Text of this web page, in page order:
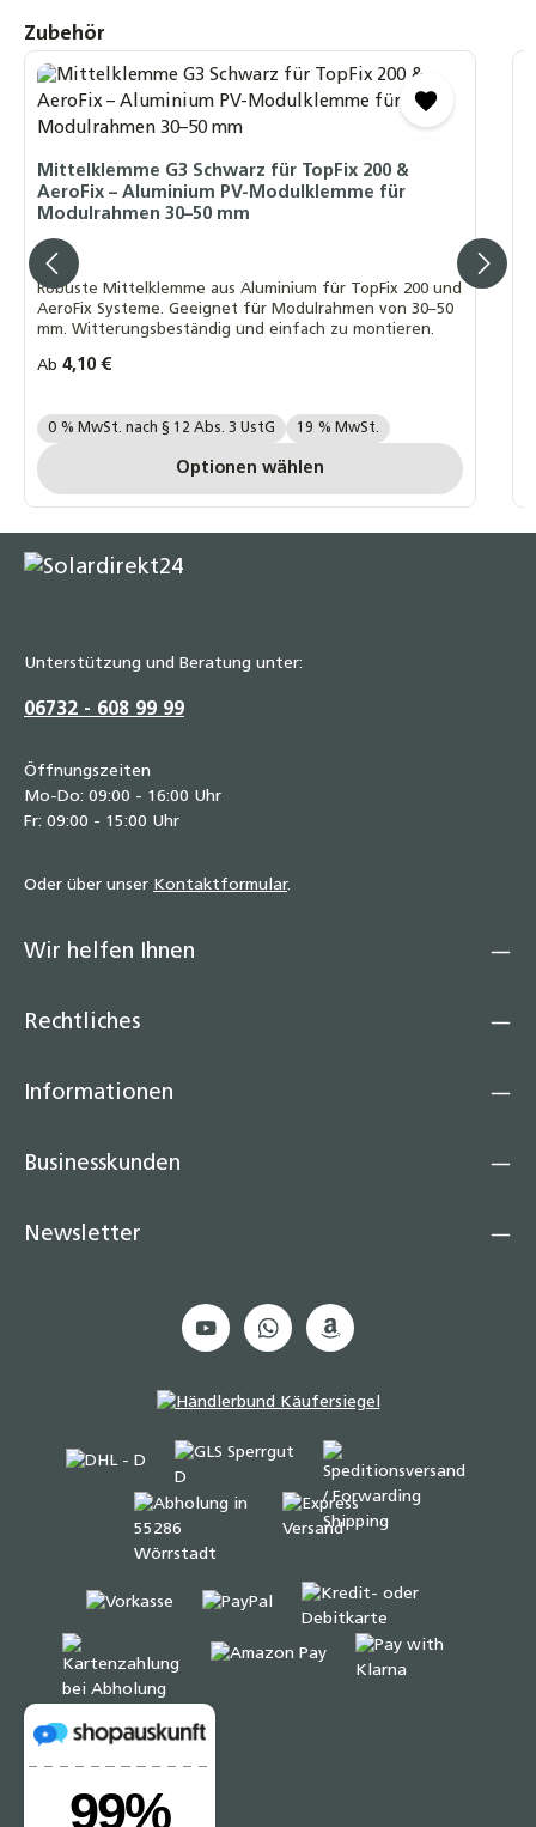
Produktgalerie überspringen
Zubehör
Mittelklemme G3 Schwarz für TopFix 200 &
AeroFix – Aluminium PV-Modulklemme für
Modulrahmen 30–50 mm
Robuste Mittelklemme aus Aluminium für TopFix 200 und
AeroFix Systeme. Geeignet für Modulrahmen von 30–50
mm. Witterungsbeständig und einfach zu montieren.
Regulärer Preis:
Ab 4,10 €
Ihre MwSt. Auswahl::
0 % MwSt. nach § 12 Abs. 3 UstG 19 % MwSt.
Optionen wählen
Unterstützung und Beratung unter:
06732 - 608 99 99
Öffnungszeiten
Mo-Do: 09:00 - 16:00 Uhr
Fr: 09:00 - 15:00 Uhr
Oder über unser Kontaktformular.
Wir helfen Ihnen
Rechtliches
Informationen
Businesskunden
Newsletter